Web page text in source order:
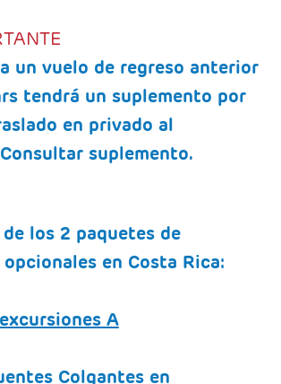
un vuelo de regreso anterior
tendrá un suplemento por
en privado al
suplemento.
los 2 paquetes de
en Costa Rica:
A
Colgantes en